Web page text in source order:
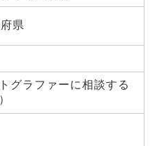
県
グラファーに相談する